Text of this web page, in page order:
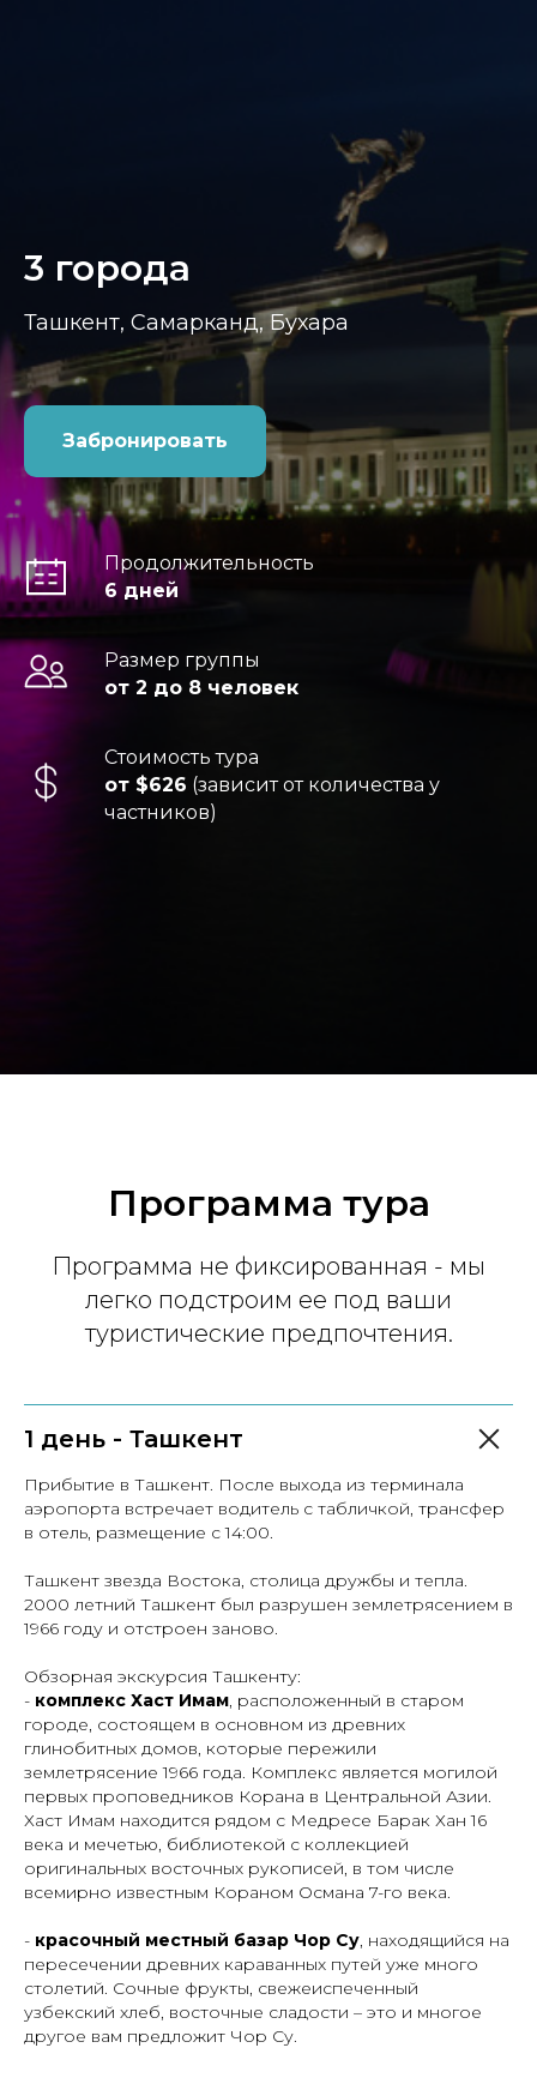
3 города
Ташкент, Самарканд, Бухара
Забронировать
Продолжительность
6 дней
Размер группы
от 2 до 8 человек
Стоимость тура
от $626 (зависит от количества у
частников)
Программа тура
Программа не фиксированная - мы
легко подстроим ее под ваши
туристические предпочтения.
1 день - Ташкент
Прибытие в Ташкент. После выхода из терминала
аэропорта встречает водитель с табличкой, трансфер
в отель, размещение с 14:00.
Ташкент звезда Востока, столица дружбы и тепла.
2000 летний Ташкент был разрушен землетрясением в
1966 году и отстроен заново.
Обзорная экскурсия Ташкенту:
- комплекс Хаст Имам, расположенный в старом
городе, состоящем в основном из древних
глинобитных домов, которые пережили
землетрясение 1966 года. Комплекс является могилой
первых проповедников Корана в Центральной Азии.
Хаст Имам находится рядом с Медресе Барак Хан 16
века и мечетью, библиотекой с коллекцией
оригинальных восточных рукописей, в том числе
всемирно известным Кораном Османа 7-го века.
- красочный местный базар Чор Су, находящийся на
пересечении древних караванных путей уже много
столетий. Сочные фрукты, свежеиспеченный
узбекский хлеб, восточные сладости – это и многое
другое вам предложит Чор Су.